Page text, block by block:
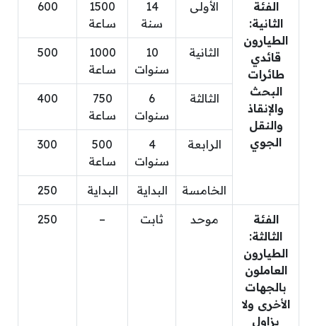
الفئة
الثانية:
الطيارون
قائدي
طائرات
البحث
والإنقاذ
والنقل
الجوي
الأولى
14
سنة
1500
ساعة
600
الثانية
10
سنوات
1000
ساعة
500
الثالثة
6
سنوات
750
ساعة
400
الرابعة
4
سنوات
500
ساعة
300
الخامسة البداية البداية 250
الفئة
الثالثة:
الطيارون
العاملون
بالجهات
الأخرى ولا
يزاول
موحد ثابت –
250